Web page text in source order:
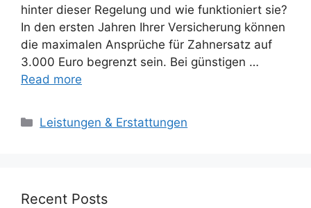
hinter dieser Regelung und wie funktioniert sie?
In den ersten Jahren Ihrer Versicherung können
die maximalen Ansprüche für Zahnersatz auf
3.000 Euro begrenzt sein. Bei günstigen …
Read more
Categories
Leistungen & Erstattungen
Recent Posts